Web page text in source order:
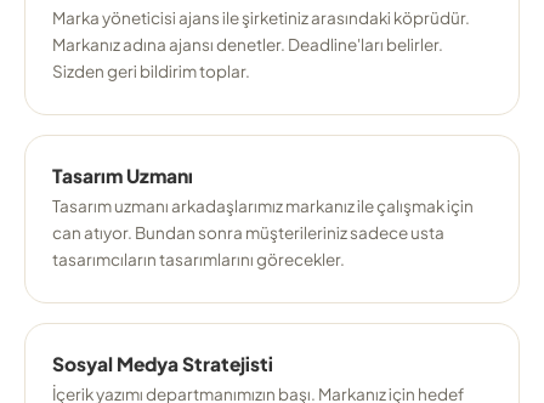
Marka yöneticisi ajans ile şirketiniz arasındaki köprüdür.
Markanız adına ajansı denetler. Deadline'ları belirler.
Sizden geri bildirim toplar.
Tasarım Uzmanı
Tasarım uzmanı arkadaşlarımız markanız ile çalışmak için
can atıyor. Bundan sonra müşterileriniz sadece usta
tasarımcıların tasarımlarını görecekler.
Sosyal Medya Stratejisti
İçerik yazımı departmanımızın başı. Markanız için hedef